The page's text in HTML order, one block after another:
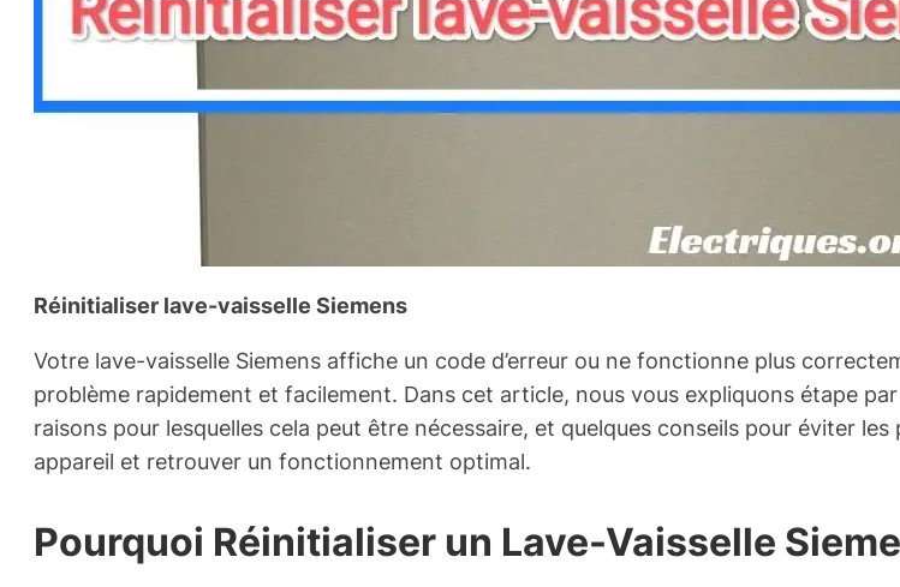
Réinitialiser lave-vaisselle Siemens
Votre lave-vaisselle Siemens affiche un code d’erreur ou ne fonctionne plus
problème rapidement et facilement. Dans cet article, nous vous expliquons étape
raisons pour lesquelles cela peut être nécessaire, et quelques conseils pour éviter
appareil et retrouver un fonctionnement optimal.
Pourquoi Réinitialiser un Lave-Vaisselle